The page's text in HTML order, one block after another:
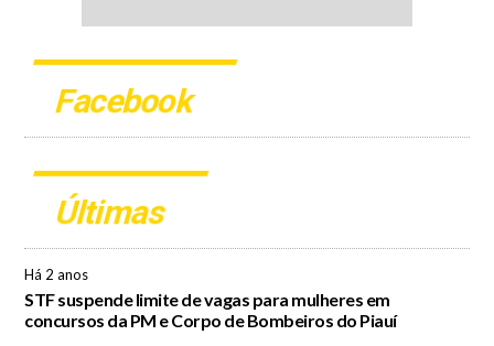
Facebook
Últimas
Há 2 anos
STF suspende limite de vagas para mulheres em
concursos da PM e Corpo de Bombeiros do Piauí